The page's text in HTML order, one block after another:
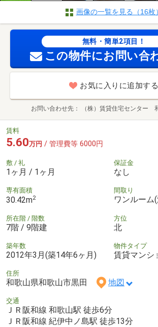
画像の一覧を見る（16枚）
無料・簡単2項目！
この物件にお問い合
お気に入りに追加する
お問い合わせ先 （株）賃貸住宅センター
賃料
5.60万円 / 管理費等 6000円
敷 / 礼
1ヶ月 / 1ヶ月
保証金
なし
専有面積
30.42m2
間取り
ワンルーム
所在階 / 階数
7階 / 9階建
方位
北
築年数
2012年3月(築14年6ヶ月)
物件タイプ
賃貸マンシ
住所
和歌山県和歌山市黒田 地図
交通
ＪＲ阪和線 和歌山駅 徒歩6分
ＪＲ阪和線 紀伊中ノ島駅 徒歩13分